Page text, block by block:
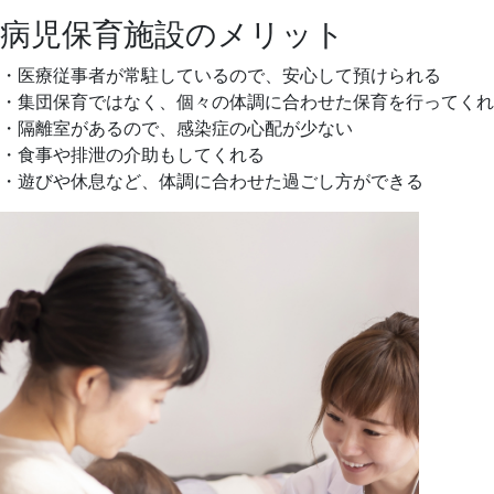
病児保育施設のメリット
・医療従事者が常駐しているので、安心して預けられる
・集団保育ではなく、個々の体調に合わせた保育を行ってく
・隔離室があるので、感染症の心配が少ない
・食事や排泄の介助もしてくれる
・遊びや休息など、体調に合わせた過ごし方ができる